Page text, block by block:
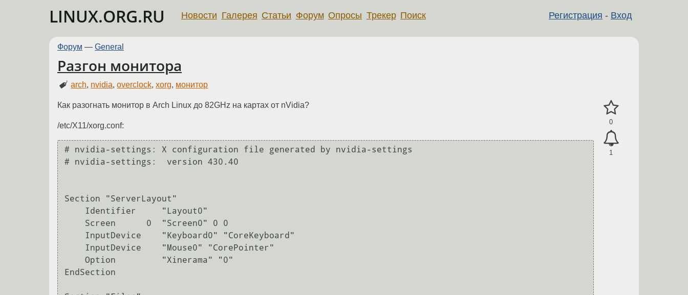
LINUX.ORG.RU Регистрация - Вход
Новости Галерея Статьи Форум Опросы Трекер Поиск
Форум — General
Разгон монитора
arch, nvidia,overclock,xorg, монитор
0
1
Как разогнать монитор в Arch Linux до 82GHz на картах от nVidia?
/etc/X11/xorg.conf:
# nvidia-settings: X configuration file generated by nvidia-settings
# nvidia-settings:  version 430.40
Section "ServerLayout"
EndSection